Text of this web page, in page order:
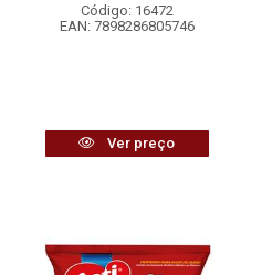
Código: 16472
EAN: 7898286805746
Ver preço